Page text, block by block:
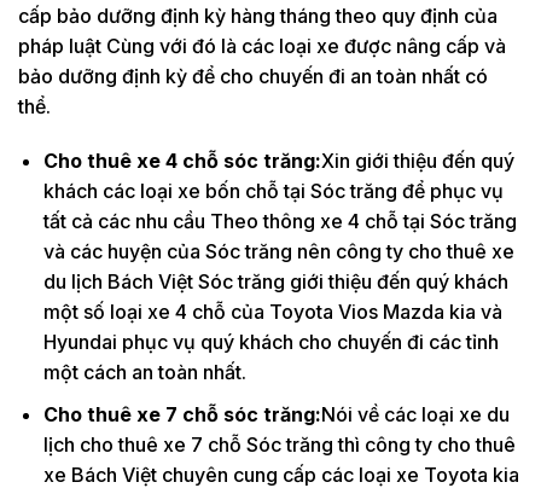
cấp bảo dưỡng định kỳ hàng tháng theo quy định của
pháp luật Cùng với đó là các loại xe được nâng cấp và
bảo dưỡng định kỳ để cho chuyến đi an toàn nhất có
thể.
Cho thuê xe 4 chỗ sóc trăng:Xin giới thiệu đến quý
khách các loại xe bốn chỗ tại Sóc trăng để phục vụ
tất cả các nhu cầu Theo thông xe 4 chỗ tại Sóc trăng
và các huyện của Sóc trăng nên công ty cho thuê xe
du lịch Bách Việt Sóc trăng giới thiệu đến quý khách
một số loại xe 4 chỗ của Toyota Vios Mazda kia và
Hyundai phục vụ quý khách cho chuyến đi các tỉnh
một cách an toàn nhất.
Cho thuê xe 7 chỗ sóc trăng:Nói về các loại xe du
lịch cho thuê xe 7 chỗ Sóc trăng thì công ty cho thuê
xe Bách Việt chuyên cung cấp các loại xe Toyota kia